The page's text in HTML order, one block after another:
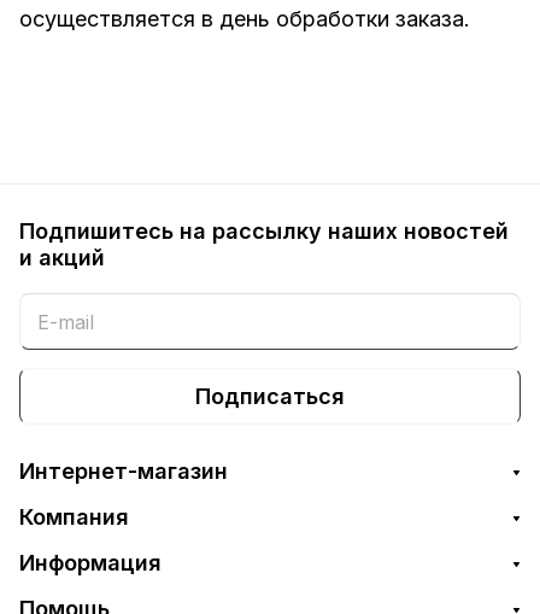
осуществляется в день обработки заказа.
Подпишитесь на рассылку наших новостей
и акций
Подписаться
Интернет-магазин
Компания
Информация